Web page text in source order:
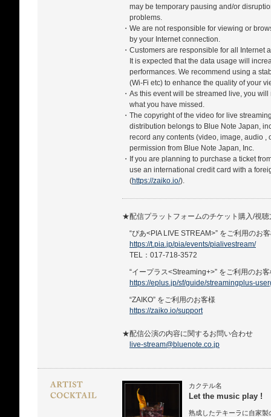
may be temporary pausing and/or
problems.
・We are not responsible for viewing or
by your Internet connection.
・Customers are responsible for all Internet
It is expected that the data usage will
performances. We recommend using a
(Wi-Fi etc) to enhance the quality of your
・As this event will be streamed live, you
what you have missed.
・The copyright of the video for live
distribution belongs to Blue Note Japan,
record any contents (video, image, audio
permission from Blue Note Japan, Inc.
・If you are planning to purchase a ticket
use an international credit card with a
(https://zaiko.io/).
★配信プラットフォームのチケット購入/視
“ぴあ<PIA LIVE STREAM>” をご利用のお
https://t.pia.jp/pia/events/pialivestream/
TEL：017-718-3572
“イープラス<Streaming+>” をご利用のお
https://eplus.jp/sf/guide/streamingplus-
“ZAIKO” をご利用のお客様
https://zaiko.io/support
★配信公演の内容に関するお問い合わせ
live-stream@bluenote.co.jp
カクテル名
Let the music play !
熟成したテキーラに自家